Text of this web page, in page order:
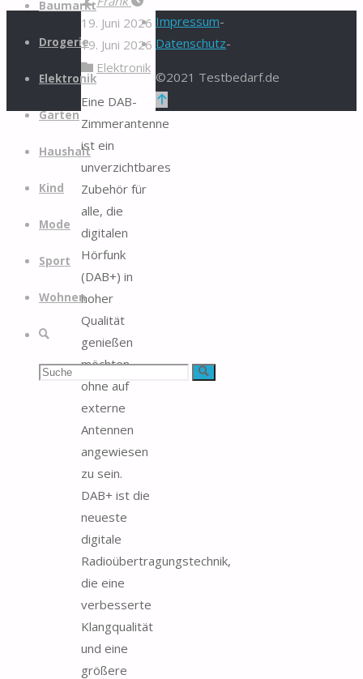
springen
Baumarkt
Drogerie
Elektronik
Garten
Haushalt
Kind
Mode
Sport
Wohnen
Suchen Suche
19. Juni 2026
19. Juni 2026
Elektronik
Eine DAB-
Zimmerantenne
ist ein
unverzichtbares
Zubehör für
alle, die
digitalen
Hörfunk
(DAB+) in
hoher
Qualität
genießen
möchten,
ohne auf
externe
Antennen
angewiesen
zu sein.
DAB+ ist die
neueste
digitale
Radioübertragungstechnik,
die eine
verbesserte
Klangqualität
und eine
größere
Impressum-
Datenschutz-
©2021 Testbedarf.de
Zurück
nach